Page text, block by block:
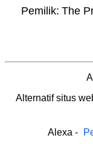
Pemilik: The
Alternatif situs
Alexa -